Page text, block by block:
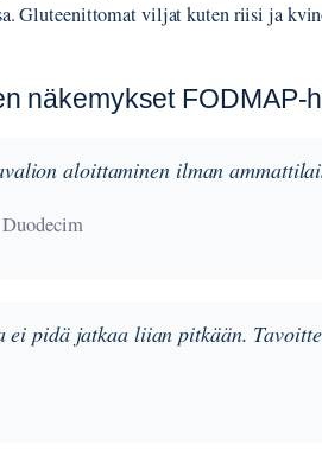
Gluteenittomat viljat kuten riisi ja
näkemykset FODMAP-
aloittaminen ilman
ei pidä jatkaa liian pitkään.